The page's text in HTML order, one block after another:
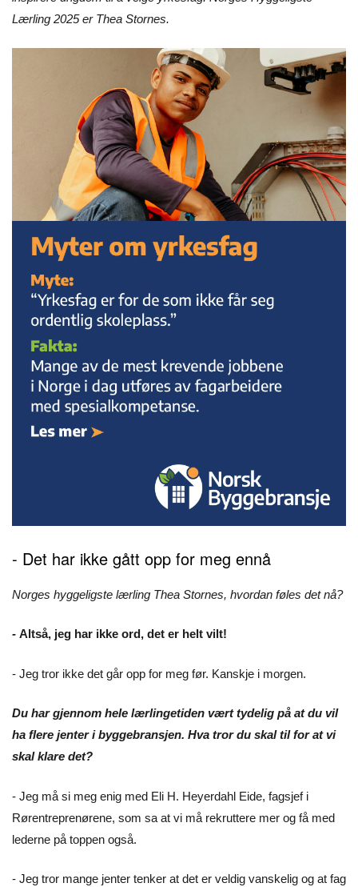
Lærling 2025 er Thea Stornes.
- Det har ikke gått opp for meg ennå
Norges hyggeligste lærling Thea Stornes, hvordan føles det nå?
- Altså, jeg har ikke ord, det er helt vilt!
- Jeg tror ikke det går opp for meg før. Kanskje i morgen.
Du har gjennom hele lærlingetiden vært tydelig på at du vil
ha flere jenter i byggebransjen. Hva tror du skal til for at vi
skal klare det?
- Jeg må si meg enig med Eli H. Heyerdahl Eide, fagsjef i
Rørentreprenørene, som sa at vi må rekruttere mer og få med
lederne på toppen også.
- Jeg tror mange jenter tenker at det er veldig vanskelig og at fag